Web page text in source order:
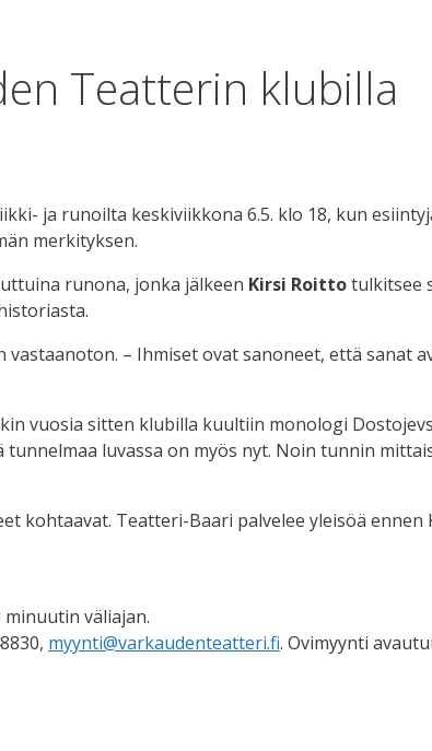
Teatterin klubilla
ja runoilta keskiviikkona 6.5. klo 18, kun
merkityksen.
runona, jonka jälkeen Kirsi Roittotulkitsee
– Ihmiset ovat sanoneet, että sanat
vuosia sitten klubilla kuultiin monologi
luvassa on myös nyt. Noin tunnin
kohtaavat. Teatteri-Baari palvelee yleisöä
väliajan.
myynti@varkaudenteatteri.fi. Ovimyynti